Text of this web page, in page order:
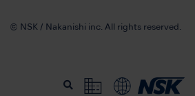
© NSK / Nakanishi inc. All rights reserved.